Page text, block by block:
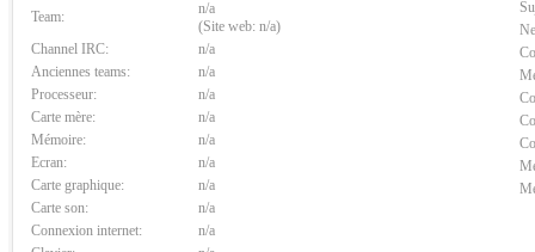
Team:
n/a
(Site web: n/a)
Channel IRC:
n/a
Anciennes teams:
n/a
Processeur:
n/a
Carte mère:
n/a
Mémoire:
n/a
Ecran:
n/a
Carte graphique:
n/a
Carte son:
n/a
Connexion internet:
n/a